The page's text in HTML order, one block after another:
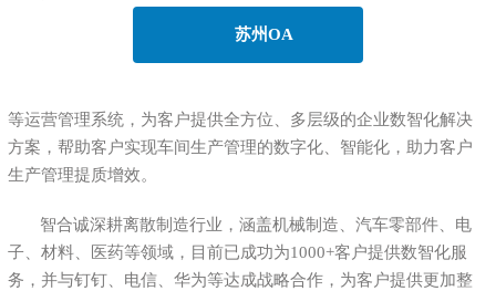
苏州OA
等运营管理系统，为客户提供全方位、多层级的企业数智化解决
方案，帮助客户实现车间生产管理的数字化、智能化，助力客户
生产管理提质增效。
智合诚深耕离散制造行业，涵盖机械制造、汽车零部件、电
子、材料、医药等领域，目前已成功为1000+客户提供数智化服
务，并与钉钉、电信、华为等达成战略合作，为客户提供更加整